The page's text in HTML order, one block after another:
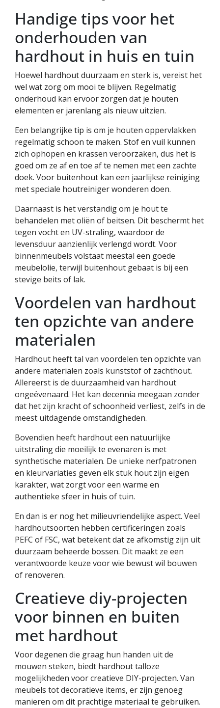
Handige tips voor het
onderhouden van
hardhout in huis en tuin
Hoewel hardhout duurzaam en sterk is, vereist het
wel wat zorg om mooi te blijven. Regelmatig
onderhoud kan ervoor zorgen dat je houten
elementen er jarenlang als nieuw uitzien.
Een belangrijke tip is om je houten oppervlakken
regelmatig schoon te maken. Stof en vuil kunnen
zich ophopen en krassen veroorzaken, dus het is
goed om ze af en toe af te nemen met een zachte
doek. Voor buitenhout kan een jaarlijkse reiniging
met speciale houtreiniger wonderen doen.
Daarnaast is het verstandig om je hout te
behandelen met oliën of beitsen. Dit beschermt het
tegen vocht en UV-straling, waardoor de
levensduur aanzienlijk verlengd wordt. Voor
binnenmeubels volstaat meestal een goede
meubelolie, terwijl buitenhout gebaat is bij een
stevige beits of lak.
Voordelen van hardhout
ten opzichte van andere
materialen
Hardhout heeft tal van voordelen ten opzichte van
andere materialen zoals kunststof of zachthout.
Allereerst is de duurzaamheid van hardhout
ongeëvenaard. Het kan decennia meegaan zonder
dat het zijn kracht of schoonheid verliest, zelfs in de
meest uitdagende omstandigheden.
Bovendien heeft hardhout een natuurlijke
uitstraling die moeilijk te evenaren is met
synthetische materialen. De unieke nerfpatronen
en kleurvariaties geven elk stuk hout zijn eigen
karakter, wat zorgt voor een warme en
authentieke sfeer in huis of tuin.
En dan is er nog het milieuvriendelijke aspect. Veel
hardhoutsoorten hebben certificeringen zoals
PEFC of FSC, wat betekent dat ze afkomstig zijn uit
duurzaam beheerde bossen. Dit maakt ze een
verantwoorde keuze voor wie bewust wil bouwen
of renoveren.
Creatieve diy-projecten
voor binnen en buiten
met hardhout
Voor degenen die graag hun handen uit de
mouwen steken, biedt hardhout talloze
mogelijkheden voor creatieve DIY-projecten. Van
meubels tot decoratieve items, er zijn genoeg
manieren om dit prachtige materiaal te gebruiken.